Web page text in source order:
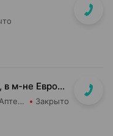
ул. Есенина, д. 76-1 (ТЦ Maximus, в м-не Евроопт Super)
АстраФарма Кладовая здоровья ООО Аптека №9 Закрыто